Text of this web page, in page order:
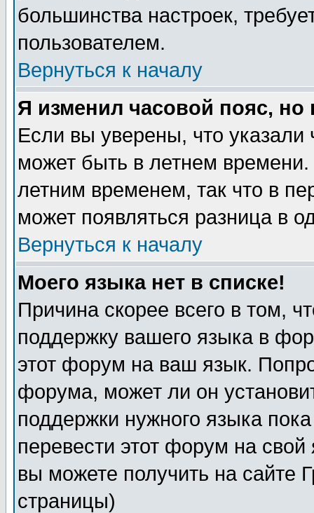
большинства настроек,
пользователем.
Вернуться к началу
Я изменил часовой пояс,
Если вы уверены, что указали
может быть в летнем
летним временем, так что в
может появляться разница в
Вернуться к началу
Моего языка нет в списке!
Причина скорее всего в том,
поддержку вашего языка в
этот форум на ваш язык.
форума, может ли он
поддержки нужного языка
перевести этот форум на
вы можете получить на сайте
страницы)